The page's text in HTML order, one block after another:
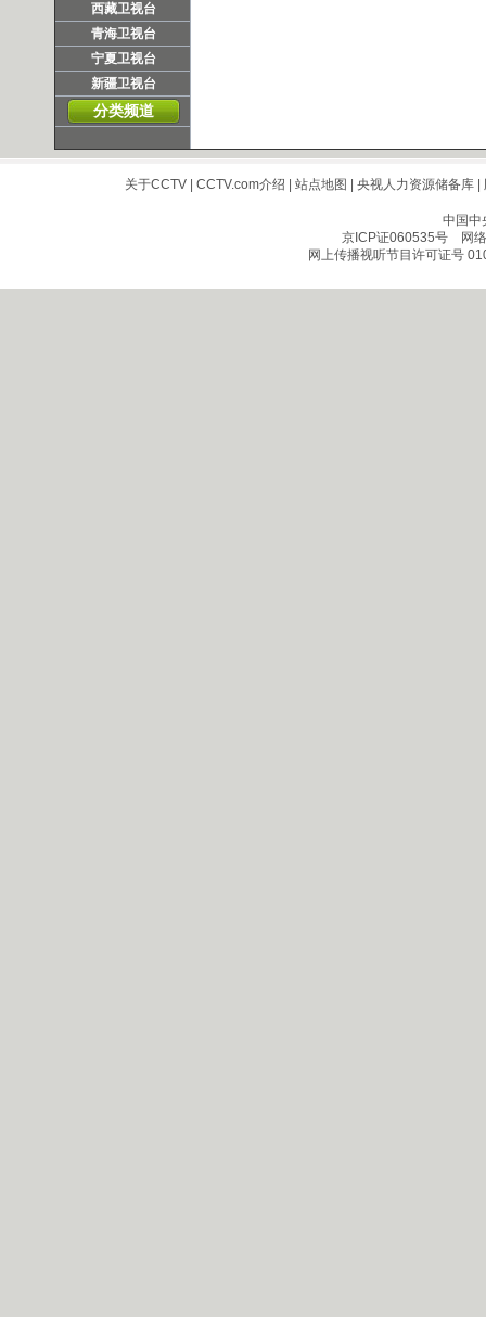
西藏卫视台
青海卫视台
宁夏卫视台
新疆卫视台
分类频道
关于CCTV| CCTV.com介绍 站点地图 央视人力资源储备库|
中国中
京ICP证060535号网络
网上传播视听节目许可证号